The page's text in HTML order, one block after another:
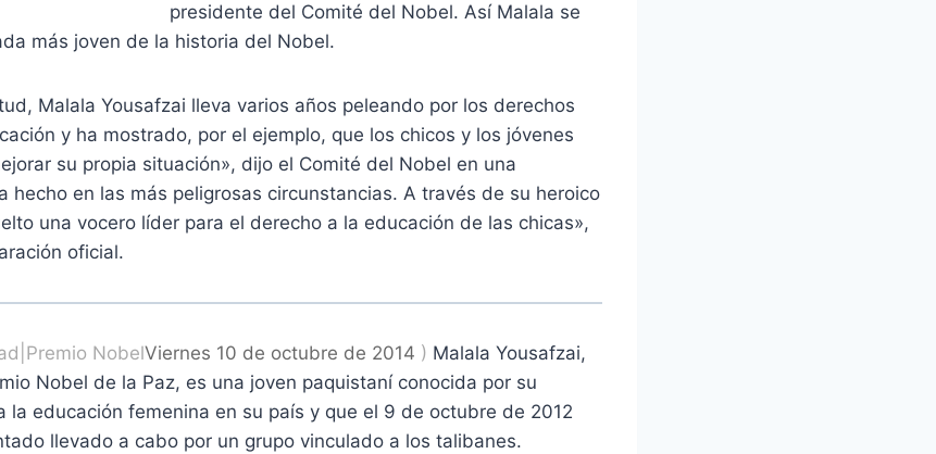
presidente del Comité del Nobel. Así Malala se
más joven de la historia del Nobel.
Malala Yousafzai lleva varios años peleando por los derechos
y ha mostrado, por el ejemplo, que los chicos y los jóvenes
su propia situación», dijo el Comité del Nobel en una
hecho en las más peligrosas circunstancias. A través de su heroico
una vocero líder para el derecho a la educación de las chicas»,
oficial.
Premio NobelViernes 10 de octubre de 2014 ) Malala Yousafzai,
Nobel de la Paz, es una joven paquistaní conocida por su
la educación femenina en su país y que el 9 de octubre de 2012
llevado a cabo por un grupo vinculado a los talibanes.